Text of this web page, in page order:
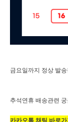
금요일까지 정상 발
추석연휴 배송관련
카카오톡 채팅 바로